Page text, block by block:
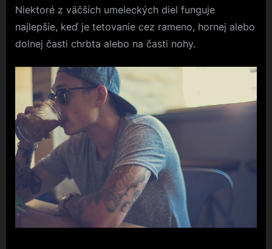
Niektoré z väčších umeleckých diel funguje
najlepšie, keď je tetovanie cez rameno, hornej alebo
dolnej časti chrbta alebo na časti nohy.